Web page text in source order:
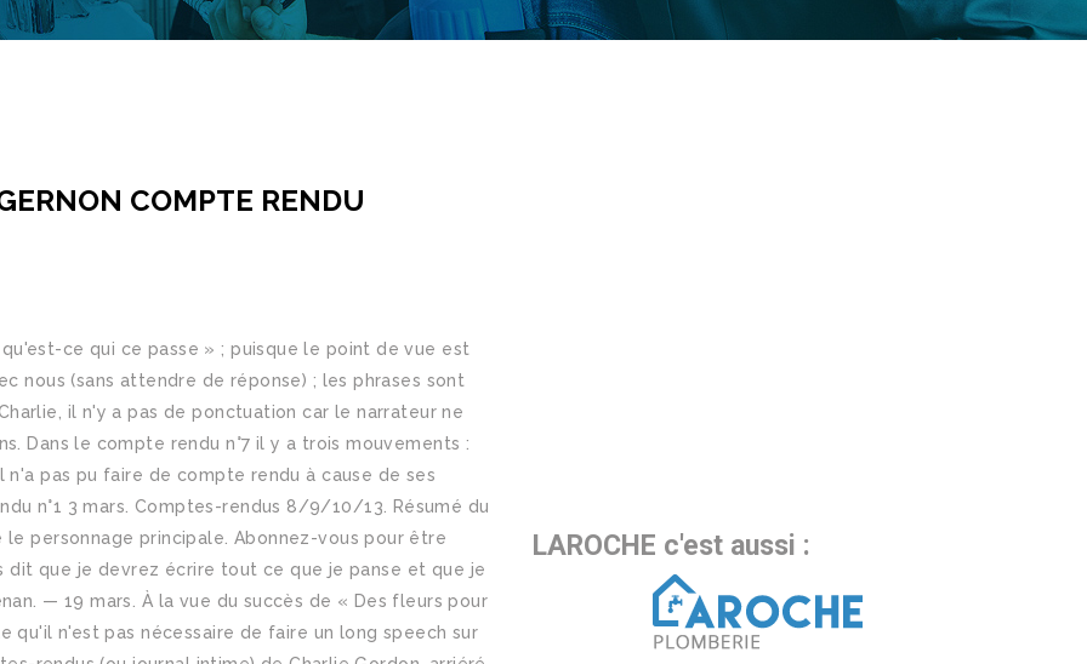
COMPTE RENDU
ses amis le manipulaient et le harcelaient, que les personnes qu'il admirait pour leur intelligence ne sont en fait pas si malines que cela et que son propre comportement et sa personnalité lui sont comme étrangers. Enhardis par cette réussite, les savants tentent, avec l’assistance de la psychologue Alice Kinnian, d’appliquer leur découverte à Charlie Gordon, un simple d’esprit. par Professeur L. Nous pouvons constater que dans cet extrait le narrateur et le personnage principal sont la même personne donc il s'agit d'une autobiographie. Charlie devra donc attendre plusieurs mois afin de devenir intelligent, pour cela il devra fournir beaucoup de travail. Charlie devient même un génie. Compte-rendu 8. Compte et listes Compte Retours et Commandes. — 19 mars. Fiche de lecture de 4 pages en littérature : Daniel Keyes, Des fleurs pour Algernon. Sentiments de Charlie Impatience/frustration Colère Exemples tirés du texte « Miss Kinian dit de prendre patience mais j’en ai assez » « je hais les tests, je hais les labyrinthes, je hais Algernon » En quoi les sentiments dominants sont-ils différents de ceux présents avant l’opération ? On remarque ainsi qu’il écrit comme il parle. Répondez avec précision aux questions en rédigeant des phrases. De plus on peut ressentir à la fin un soulagement, car Charlie au moment d’avoir fini d’être opéré, est joyeux et rit. Des Fleurs pour Algernon : analyse du compte-rendu n°7 par Imen Publié le 21 mars 2020 par Professeur L Nous pouvons constater que dans cet extrait le narrateur et le personnage principal sont la même personne donc il s'agit d'une autobiographie. Des fleurs pour Algernon – Résumé. Selon moi, l’opération que Charlie a subie dans le roman des Fleurs pour Algernon est une source de malédiction car cette expérience va mal se terminer pour lui à la fin. Comptes rendus 1 à 11 1 Qui est Charlie ? Fascinant, troublant, émouvant, bouleversant, poignant, bref, autant de qualicatifs pour rendre compte de mon état d'esprit à la fin de ce roman. Algernon Ni Hanataba Wo (2015), drame japonais avec Yamashita Tomohisa et Omosa Aya, diffusé sur la chaîne japonaise TBS [7]. Pour Flowers for Algernon, une carte des personnages aide les élèves à se souvenir de chaque membre du roman et de leurs traits importants. Né à Brooklyn en 1927 et décédé en 2014, Daniel Keyes a fait une brève carrière dans la marine marchande avant de devenir rédacteur pour une revue d'anticipation puis professeur à l'université d'Ohio. On peut connaître les pensées ou les émotions du narrateur ; le discours est également narrativisé. Au début de l'histoire comment sont les compte rendu? Pour être informé des derniers articles, inscrivez vous : Analyse comparative de l'incipit de L'Ile au trésor de Stevenson et du Silence de la mer de Vercors par Romane, Des Fleurs pour Algernon : analyse du compte-rendu n°7 par Sarah, Des Fleurs pour Algernon : analyse du compte-rendu n°7 par Imen, Comparaison entre le chapitre II du Silence de la mer et l'incipit de l'Ile au trésor par Fiona et Lilou, Des Fleurs pour Algernon : analyse du compte-rendu n°7 par Gwendoline, Selon moi, l’opération que Charlie a subie dans le roman des. Des fleurs pour Algernon Daniel Keyes Babelio. Et cette conséquence est qu’il va redevenir « bête » comme avant. Des fleurs pour Algernon, pièce interprétée par Grégory Gadebois mise en scène par Anne Kessler au studio des Champs Élysées, en 2012. Je me rappelle avoir longuement pleuré en découvrant Charlie Gordon. Charlie Gordon a 33 ans, mais l'âge mental d'un enfant de 6 ans. Un manque de vocabulaire de la part de Charlie apparaît également. Des fleurs pour Algernon, Daniel Keyes, Georges H. GALLET, Flammarion Jeunesse Pere Castor. Le Dr. Strauss dit que je devrez écrire tout ce que je panse et que je me rapèle et tout ce qui marive à partir de maintenan. « Je montrerai à cète souris d'Algernon que je peux être ossi un télijen quelle et même plus. Fiche de lecture de 2 pages en littérature : Des fleurs pour Algernon - Daniel Keyes -. Des fleurs pour Algernon (titre original : Flowers for Algernon) est un roman de science-fiction de Daniel Keyes publié en 1966 et qui a obtenu le prix Nebula du meilleur roman 1966. Publié dans Il voit sa vie bouleversée le jour où, comme la souris Algernon… Des fleurs pour Algernon Poche Daniel Keyes Achat. Year: 2004. 532 J’aime. Leurs progrès sont fulgurants. Des fleurs pour algernon fiche de … Je peu pas soufrir cette souri. Mon profil Déconnexion. Il utilise à plusieurs reprises le mot « et » ou « j’ai » ce qui rend des phrases pas très harmonieuses et répétitives. Lecture-plaisir, Niveau seconde, Travaux des élèves,
LAROCHE c'est aussi :